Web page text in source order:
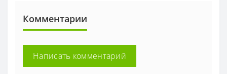
Комментарии
Написать комментарий